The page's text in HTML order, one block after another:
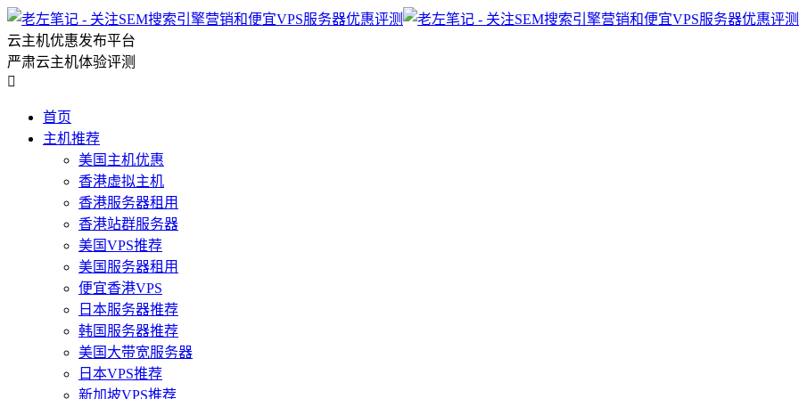
云主机优惠发布平台
严肃云主机体验评测

首页
主机推荐
美国主机优惠
香港虚拟主机
香港服务器租用
香港站群服务器
美国VPS推荐
美国服务器租用
便宜香港VPS
日本服务器推荐
韩国服务器推荐
美国大带宽服务器
日本VPS推荐
新加坡VPS推荐